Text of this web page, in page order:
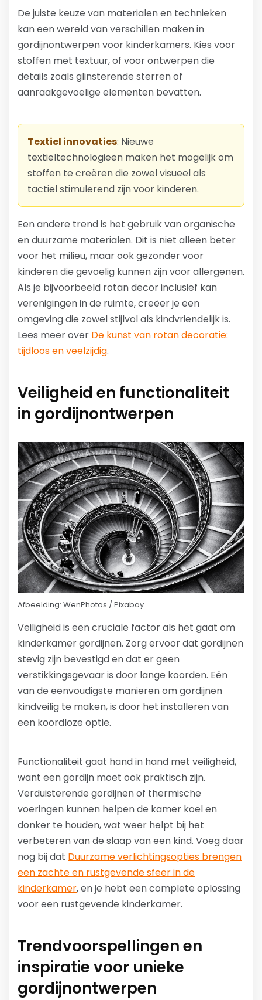
De juiste keuze van materialen en technieken
kan een wereld van verschillen maken in
gordijnontwerpen voor kinderkamers. Kies voor
stoffen met textuur, of voor ontwerpen die
details zoals glinsterende sterren of
aanraakgevoelige elementen bevatten.
Textiel innovaties: Nieuwe
textieltechnologieën maken het mogelijk om
stoffen te creëren die zowel visueel als
tactiel stimulerend zijn voor kinderen.
Een andere trend is het gebruik van organische
en duurzame materialen. Dit is niet alleen beter
voor het milieu, maar ook gezonder voor
kinderen die gevoelig kunnen zijn voor allergenen.
Als je bijvoorbeeld rotan decor inclusief kan
verenigingen in de ruimte, creëer je een
omgeving die zowel stijlvol als kindvriendelijk is.
Lees meer over De kunst van rotan decoratie:
tijdloos en veelzijdig.
Veiligheid en functionaliteit
in gordijnontwerpen
Afbeelding: WenPhotos / Pixabay
Veiligheid is een cruciale factor als het gaat om
kinderkamer gordijnen. Zorg ervoor dat gordijnen
stevig zijn bevestigd en dat er geen
verstikkingsgevaar is door lange koorden. Eén
van de eenvoudigste manieren om gordijnen
kindveilig te maken, is door het installeren van
een koordloze optie.
Functionaliteit gaat hand in hand met veiligheid,
want een gordijn moet ook praktisch zijn.
Verduisterende gordijnen of thermische
voeringen kunnen helpen de kamer koel en
donker te houden, wat weer helpt bij het
verbeteren van de slaap van een kind. Voeg daar
nog bij dat Duurzame verlichtingsopties brengen
een zachte en rustgevende sfeer in de
kinderkamer, en je hebt een complete oplossing
voor een rustgevende kinderkamer.
Trendvoorspellingen en
inspiratie voor unieke
gordijnontwerpen